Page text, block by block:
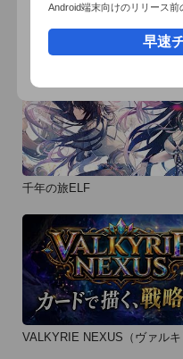
おすすめ事前予約
千年の旅ELF
VALKYRIE NEXUS（ヴァルキ
Android端末向けのリリース前
早速